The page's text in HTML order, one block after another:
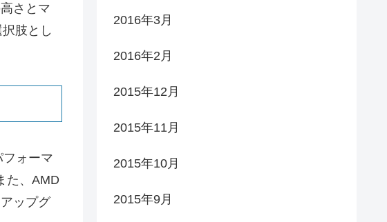
さとマ
肢とし
ォーマ
た、AMD
ップグ
2016年3月
2016年2月
2015年12月
2015年11月
2015年10月
2015年9月